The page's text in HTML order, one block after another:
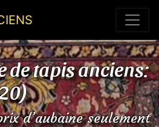
de tapis anciens:
d’aubaine seulement